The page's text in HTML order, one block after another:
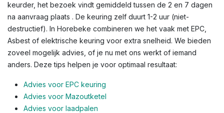
keurder, het bezoek vindt gemiddeld tussen de 2 en 7 dagen
na aanvraag plaats . De keuring zelf duurt 1-2 uur (niet-
destructief). In Horebeke combineren we het vaak met EPC,
Asbest of elektrische keuring voor extra snelheid. We bieden
zoveel mogelijk advies, of je nu met ons werkt of iemand
anders. Deze tips helpen je voor optimaal resultaat:
Advies voor EPC keuring
Advies voor Mazoutketel
Advies voor laadpalen